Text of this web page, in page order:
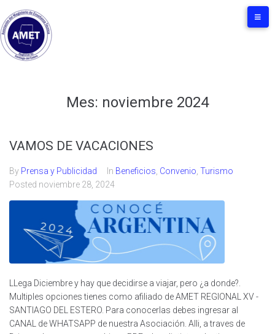
Mes: noviembre 2024
VAMOS DE VACACIONES
By Prensa y Publicidad In Beneficios Convenio Turismo
Posted noviembre 28, 2024
LLega Diciembre y hay que decidirse a viajar, pero ¿a donde?.
Multiples opciones tienes como afiliado de AMET REGIONAL XV -
SANTIAGO DEL ESTERO. Para conocerlas debes ingresar al
CANAL de WHATSAPP de nuestra Asociación. Alli, a traves de